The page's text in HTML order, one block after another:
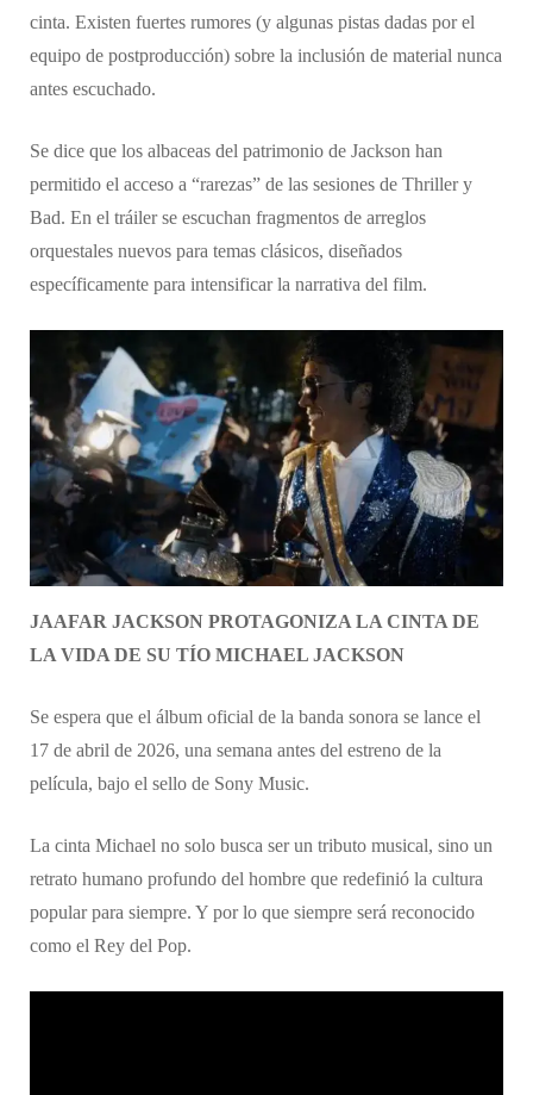
cinta. ​Existen fuertes rumores (y algunas pistas dadas por el
equipo de postproducción) sobre la inclusión de material nunca
antes escuchado.
​Se dice que los albaceas del patrimonio de Jackson han
permitido el acceso a “rarezas” de las sesiones de Thriller y
Bad. En el tráiler se escuchan fragmentos de arreglos
orquestales nuevos para temas clásicos, diseñados
específicamente para intensificar la narrativa del film.
JAAFAR JACKSON PROTAGONIZA LA CINTA DE
LA VIDA DE SU TÍO MICHAEL JACKSON
​Se espera que el álbum oficial de la banda sonora se lance el
17 de abril de 2026, una semana antes del estreno de la
película, bajo el sello de Sony Music.
La cinta Michael no solo busca ser un tributo musical, sino un
retrato humano profundo del hombre que redefinió la cultura
popular para siempre. Y por lo que siempre será reconocido
como el Rey del Pop.